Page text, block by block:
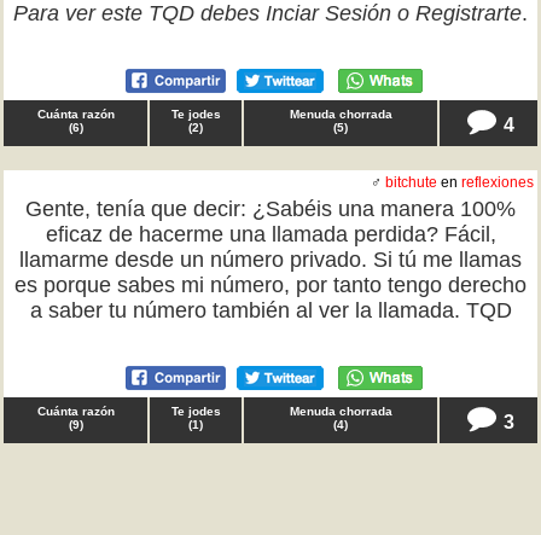
Para ver este TQD debes Inciar Sesión o Registrarte.
Cuánta razón
(6)
Te jodes
(2)
Menuda chorrada
(5) 4
♂ bitchute en reflexiones
Gente, tenía que decir: ¿Sabéis una manera 100%
eficaz de hacerme una llamada perdida? Fácil,
llamarme desde un número privado. Si tú me llamas
es porque sabes mi número, por tanto tengo derecho
a saber tu número también al ver la llamada. TQD
Cuánta razón
(9)
Te jodes
(1)
Menuda chorrada
(4) 3